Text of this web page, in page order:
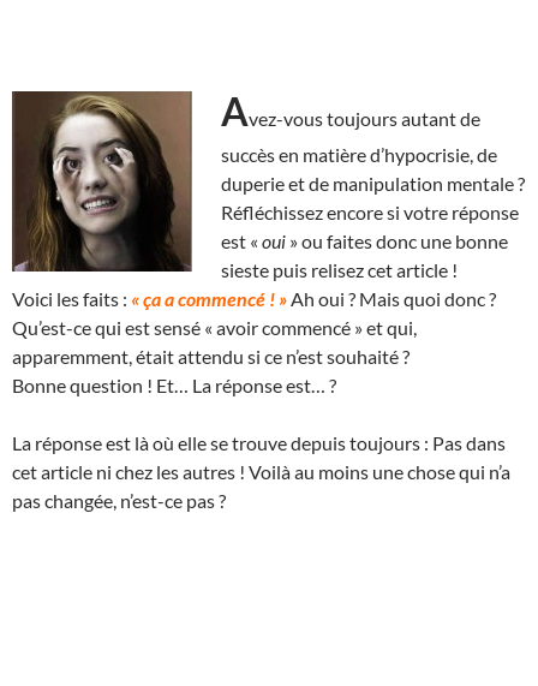
Avez-vous toujours autant de
succès en matière d’hypocrisie, de
duperie et de manipulation mentale ?
Réfléchissez encore si votre réponse
est « oui » ou faites donc une bonne
sieste puis relisez cet article !
Voici les faits : « ça a commencé ! » Ah oui ? Mais quoi donc ?
Qu’est-ce qui est sensé « avoir commencé » et qui,
apparemment, était attendu si ce n’est souhaité ?
Bonne question ! Et… La réponse est… ?
La réponse est là où elle se trouve depuis toujours : Pas dans
cet article ni chez les autres ! Voilà au moins une chose qui n’a
pas changée, n’est-ce pas ?